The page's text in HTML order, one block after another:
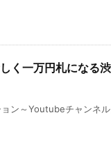
しく一万円札にな
ョン～Youtubeチャンネ